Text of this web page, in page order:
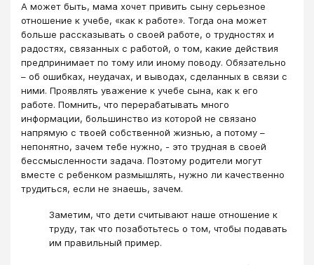
А может быть, мама хочет привить сыну серьезное
отношение к учебе, «как к работе». Тогда она может
больше рассказывать о своей работе, о трудностях и
радостях, связанных с работой, о том, какие действия
предпринимает по тому или иному поводу. Обязательно
– об ошибках, неудачах, и выводах, сделанных в связи с
ними. Проявлять уважение к учебе сына, как к его
работе. Помнить, что перерабатывать много
информации, большинство из которой не связано
напрямую с твоей собственной жизнью, а потому –
непонятно, зачем тебе нужно, - это трудная в своей
бессмысленности задача. Поэтому родители могут
вместе с ребенком размышлять, нужно ли качественно
трудиться, если не знаешь, зачем.
Заметим, что дети считывают наше отношение к
труду, так что позаботьтесь о том, чтобы подавать
им правильный пример.